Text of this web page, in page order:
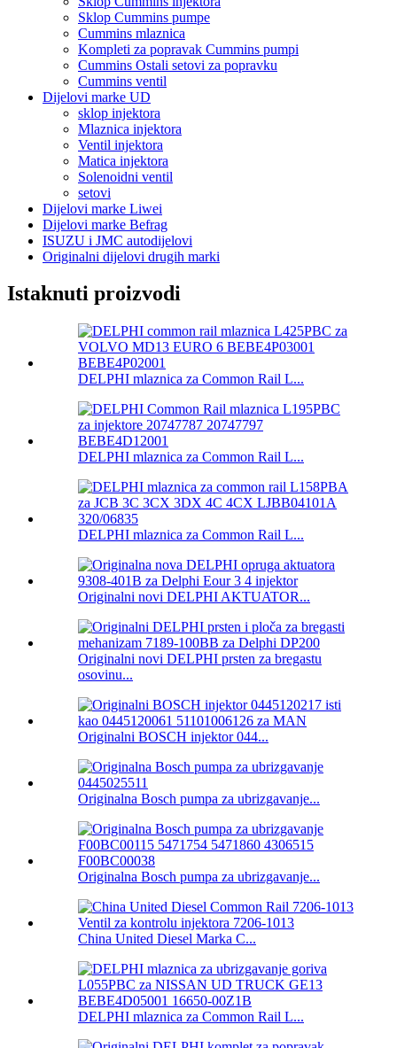
Sklop Cummins pumpe
Cummins mlaznica
Kompleti za popravak Cummins pumpi
Cummins Ostali setovi za popravku
Cummins ventil
Dijelovi marke UD
sklop injektora
Mlaznica injektora
Ventil injektora
Matica injektora
Solenoidni ventil
setovi
Dijelovi marke Liwei
Dijelovi marke Befrag
ISUZU i JMC autodijelovi
Originalni dijelovi drugih marki
Istaknuti proizvodi
DELPHI mlaznica za Common Rail L...
DELPHI mlaznica za Common Rail L...
DELPHI mlaznica za Common Rail L...
Originalni novi DELPHI AKTUATOR...
Originalni novi DELPHI prsten za bregastu
osovinu...
Originalni BOSCH injektor 044...
Originalna Bosch pumpa za ubrizgavanje...
Originalna Bosch pumpa za ubrizgavanje...
China United Diesel Marka C...
DELPHI mlaznica za Common Rail L...